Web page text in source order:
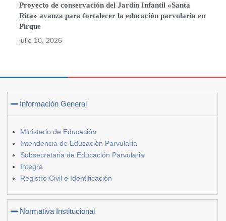
Proyecto de conservación del Jardín Infantil «Santa
Rita» avanza para fortalecer la educación parvularia en
Pirque
julio 10, 2026
Información General
Ministerio de Educación
Intendencia de Educación Parvularia
Subsecretaria de Educación Parvularia
Integra
Registro Civil e Identificación
Normativa Institucional